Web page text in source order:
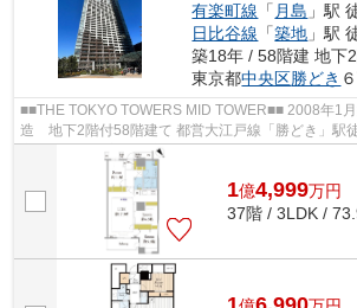
有楽町線 「 月島 」駅
日比谷線 「築地 」駅
築18年 / 58階建 地下
東京都中央区勝どき
■■THE TOKYO TOWERS MID TOWER■■ 2008年1月築 鉄筋コンクリート
造 地下2階付58階建て 都営大江戸線「勝どき」駅徒歩5分 ▪オリックス・住
商・東急不動産旧分譲×前田建設・大成建...
1億4,999万円
37階 / 3LDK /